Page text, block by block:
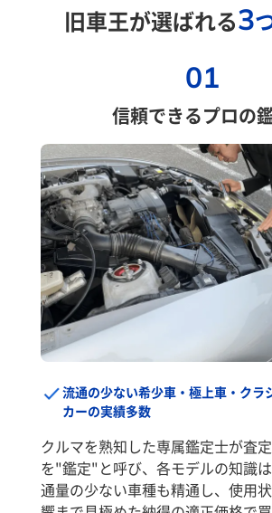
旧車王が選ばれる3
01
信頼できるプロの
流通の少ない希少車・極上車・クラ
カーの実績多数
クルマを熟知した専属鑑定士が査
を"鑑定"と呼び、各モデルの知識
通量の少ない車種も精通し、使用